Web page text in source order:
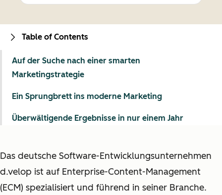
Das deutsche Software-Entwicklungsunternehmen
d.velop ist auf Enterprise-Content-Management
(ECM) spezialisiert und führend in seiner Branche.
Table of Contents
Auf der Suche nach einer smarten
Marketingstrategie
Ein Sprungbrett ins moderne Marketing
Überwältigende Ergebnisse in nur einem Jahr